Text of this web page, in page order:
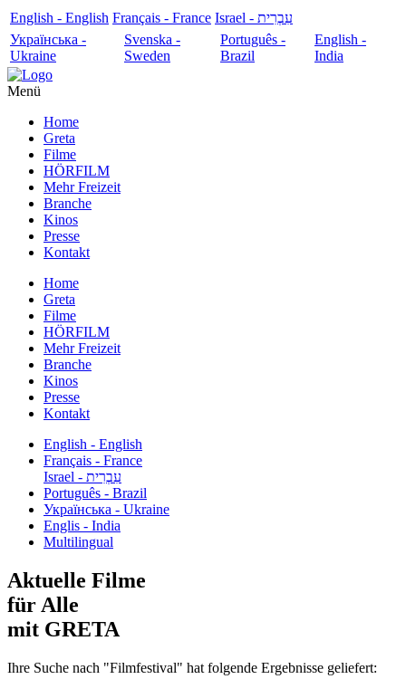
English - English Français - France
עִבְרִית - Israel
Українська -
Ukraine
Svenska -
Sweden
Português -
Brazil
English -
India
Menü
Home
Greta
Filme
HÖRFILM
Mehr Freizeit
Branche
Kinos
Presse
Kontakt
Home
Greta
Filme
HÖRFILM
Mehr Freizeit
Branche
Kinos
Presse
Kontakt
English - English
Français - France
עִבְרִית - Israel
Português - Brazil
Українська - Ukraine
Englis - India
Multilingual
Aktuelle Filme
für Alle
mit GRETA
Ihre Suche nach "Filmfestival" hat folgende Ergebnisse geliefert: